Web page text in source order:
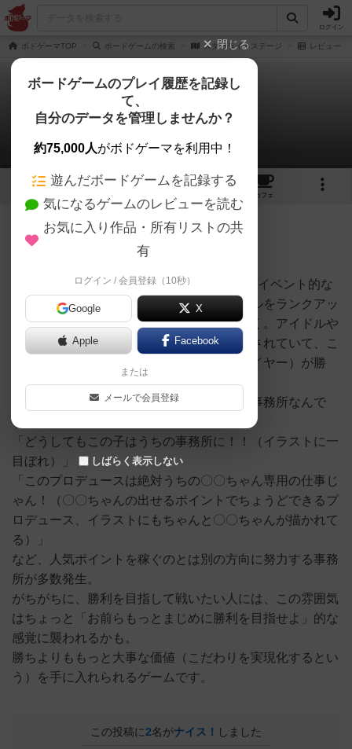
ログイン
ボドゲーマTOP ボードゲームの検索 スターライトステージ レビュー
スターライトステージ
ハクシャクさんのレビュー
6 1 5
カフェ
734名 2名 0 8年弱前
ルールは、手持ちのアイドル（初期3人）にイベント的な
仕事で経験を積ませ、積んだ経験でアイドルをランクアッ
プさせ、大きな仕事をプロデュースしていく。アイドルや
プロデュースには「人気ポイント」が設定されていて、こ
の人気を一番たくさん稼いだ事務所（プレイヤー）が勝
利。というゲームなのですが。
「うちの事務所はフルーツポンチ（絵師）事務所なんで
す！」
「どうしてもこの子はうちの事務所に！！（イラストに一
目ぼれ）」
「このプロデュースは絶対うちの〇〇ちゃん専用の仕事じ
ゃん！（〇〇ちゃんの出せるポイントでちょうどできるプ
ロデュース、イラストにもちゃんと〇〇ちゃんが描かれて
る）」
など、人気ポイントを稼ぐのとは別の方向に努力する事務
所が多数発生。
がちがちに、勝利を目指して戦いたい人には、この雰囲気
はちょっと「お前らもっとまじめに勝利を目指せよ」的な
感覚に襲われるかも。
勝ちよりももっと大事な価値（こだわりを実現化するとい
う）を手に入れられるゲームです。
この投稿に2名がナイス！ しました
閉じる
ボードゲームのプレイ履歴を記録し
て、
自分のデータを管理しませんか？
約75,000人がボドゲーマを利用中！
遊んだボードゲームを記録する
気になるゲームのレビューを読む
お気に入り作品・所有リストの共
有
ログイン / 会員登録（10秒）
Google X
Apple Facebook
または
メールで会員登録
しばらく表示しない